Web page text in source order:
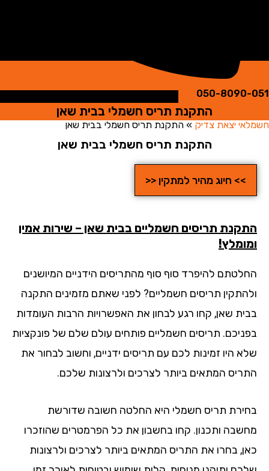
050-
התקנת תריס חשמלי בבית שאן
יצאת צדיק »התקנת תריס חשמלי בבית שאן
התקנת תריס חשמלי בבית שאן
>> חיוג מהיר למתקין <<
תריסים חשמליים בבית שאן – שירות אמין
להיפרד סוף סוף מהתריסים הידניים המיושנים
תריסים חשמליים? לפני שאתם מזמינים התקנה
שאן, קחו רגע לבחון את האפשרויות הרבות העומדות
תריסים חשמליים פותחים עולם שלם של פונקציות
היו זמינות לכם עם תריסים ידניים, וחשוב לבחור את
המתאים ביותר לצרכים ולרצונות שלכם.
תריס חשמלי היא החלטה חשובה שדורשת
ותכנון. קחו בחשבון את כל הפרמטרים שהוזכרו
בחרו את התריס המתאים ביותר לצרכים ולרצונות